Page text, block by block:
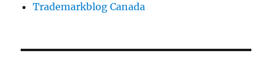
Trademarkblog Canada